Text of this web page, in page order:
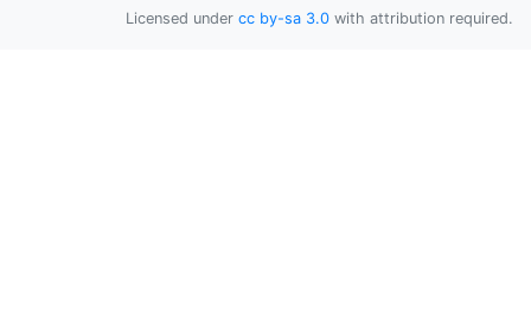
Licensed under cc by-sa 3.0 with attribution required.